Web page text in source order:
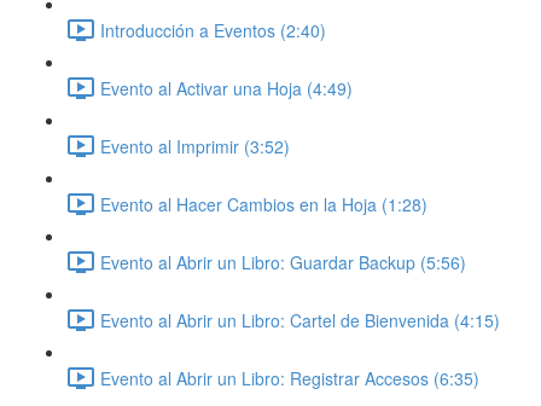
Introducción a Eventos (2:40)
Evento al Activar una Hoja (4:49)
Evento al Imprimir (3:52)
Evento al Hacer Cambios en la Hoja (1:28)
Evento al Abrir un Libro: Guardar Backup (5:56)
Evento al Abrir un Libro: Cartel de Bienvenida (4:15)
Evento al Abrir un Libro: Registrar Accesos (6:35)